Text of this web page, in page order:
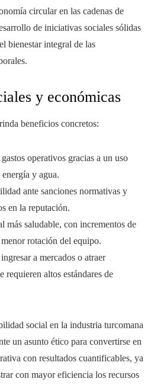
circular en las cadenas de
de iniciativas sociales sólidas
bienestar integral de las
y económicas
beneficios concretos:
operativos gracias a un uso
y agua.
ante sanciones normativas y
en la reputación.
más saludable, con incrementos de
rotación del equipo.
a mercados o atraer
requieren altos estándares de
social en la industria turcomana
un asunto ético para convertirse en
con resultados cuantificables, ya
con mayor eficiencia los recursos